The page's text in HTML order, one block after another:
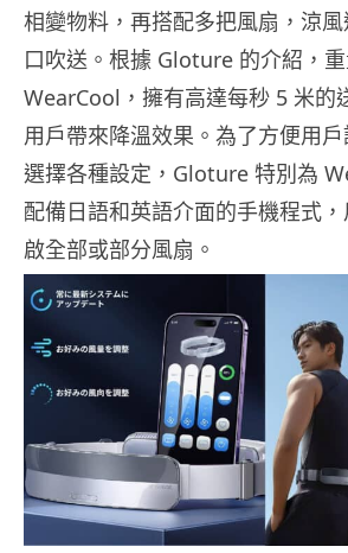
相變物料，再搭配多把風扇，涼
口吹送。根據 Gloture 的介紹，
WearCool，擁有高達每秒 5 米的
用戶帶來降溫效果。為了方便用
選擇各種設定，Gloture 特別為
配備日語和英語介面的手機程式
啟全部或部分風扇。